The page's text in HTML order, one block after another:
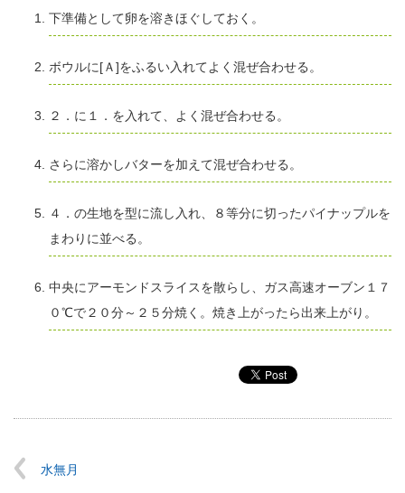
下準備として卵を溶きほぐしておく。
ボウルに[Ａ]をふるい入れてよく混ぜ合わせる。
２．に１．を入れて、よく混ぜ合わせる。
さらに溶かしバターを加えて混ぜ合わせる。
４．の生地を型に流し入れ、８等分に切ったパイナップルを
まわりに並べる。
中央にアーモンドスライスを散らし、ガス高速オーブン１７
０℃で２０分～２５分焼く。焼き上がったら出来上がり。
水無月